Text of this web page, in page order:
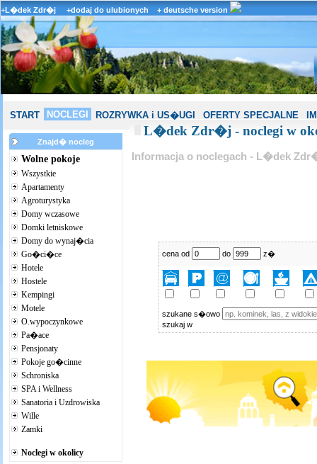
+L�dek Zdr�j +dodaj do ulubionych + deutsche version
START NOCLEGI ROZRYWKA i US�UGI OFERTY SPECJALNE
Znajd� nocleg
Wolne pokoje
Wszystkie
Apartamenty
Agroturystyka
Domy wczasowe
Domki letniskowe
Domy do wynaj�cia
Go�ci�ce
Hotele
Hostele
Kempingi
Motele
O.wypoczynkowe
Pa�ace
Pensjonaty
Pokoje go�cinne
Schroniska
SPA i Wellness
Sanatoria i Uzdrowiska
Wille
Zamki
Noclegi w okolicy
L�dek Zdr�j - noclegi w
Informacja o noclegach - L�dek
cena od do z�
szukane s�owo
szukaj w